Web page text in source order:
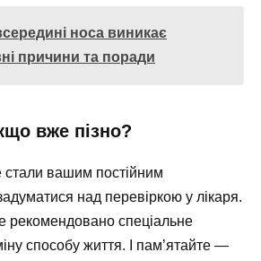
носа виникає
причини та поради
вже пізно?
вашим постійним
над перевіркою у лікаря.
рекомендовано спеціальне
способу життя. І пам’ятайте —